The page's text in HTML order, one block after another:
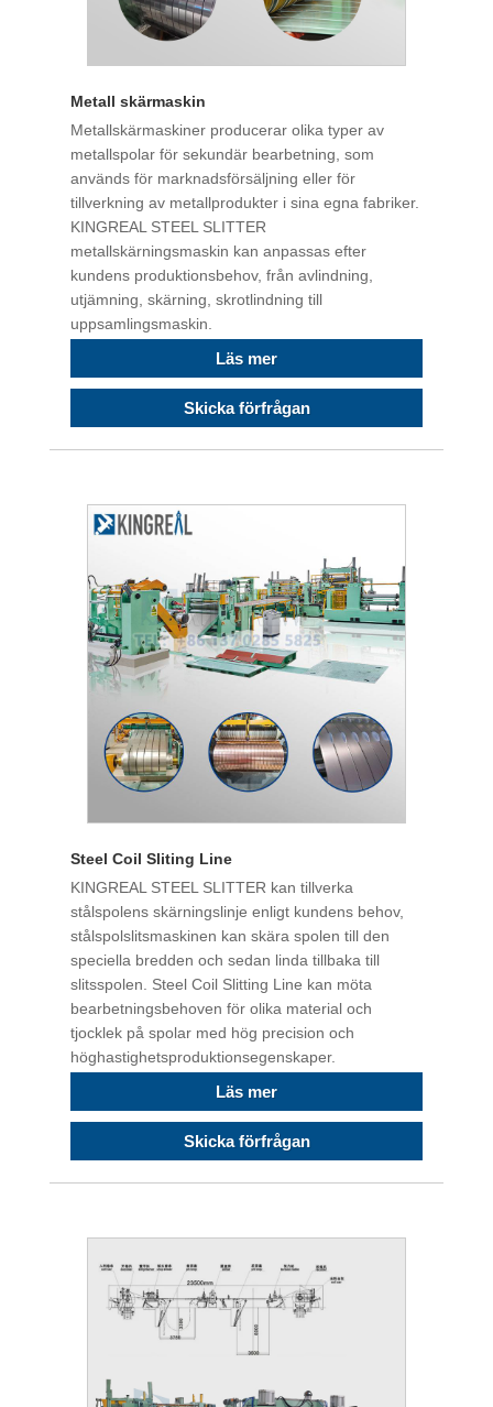
Metall skärmaskin
Metallskärmaskiner producerar olika typer av
metallspolar för sekundär bearbetning, som
används för marknadsförsäljning eller för
tillverkning av metallprodukter i sina egna fabriker.
KINGREAL STEEL SLITTER
metallskärningsmaskin kan anpassas efter
kundens produktionsbehov, från avlindning,
utjämning, skärning, skrotlindning till
uppsamlingsmaskin.
Läs mer
Skicka förfrågan
Steel Coil Sliting Line
KINGREAL STEEL SLITTER kan tillverka
stålspolens skärningslinje enligt kundens behov,
stålspolslitsmaskinen kan skära spolen till den
speciella bredden och sedan linda tillbaka till
slitsspolen. Steel Coil Slitting Line kan möta
bearbetningsbehoven för olika material och
tjocklek på spolar med hög precision och
höghastighetsproduktionsegenskaper.
Läs mer
Skicka förfrågan